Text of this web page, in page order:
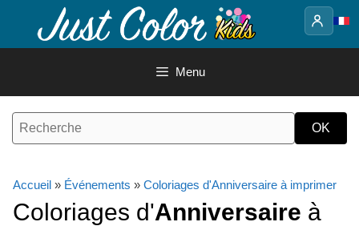
contenu
Menu
Accueil » Événements » Coloriages d'Anniversaire à imprimer
Coloriages d'Anniversaire à